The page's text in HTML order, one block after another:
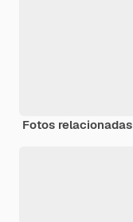
Fotos relacionadas